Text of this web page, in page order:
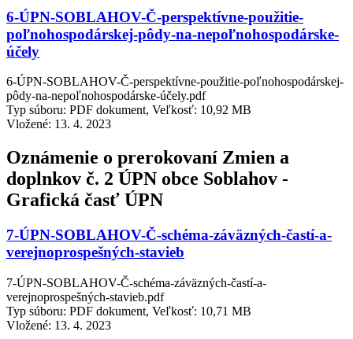
6-ÚPN-SOBLAHOV-Č-perspektívne-použitie-
poľnohospodárskej-pôdy-na-nepoľnohospodárske-
účely
6-ÚPN-SOBLAHOV-Č-perspektívne-použitie-poľnohospodárskej-
pôdy-na-nepoľnohospodárske-účely.pdf
Typ súboru: PDF dokument, Veľkosť: 10,92 MB
Vložené: 13. 4. 2023
Oznámenie o prerokovaní Zmien a
doplnkov č. 2 ÚPN obce Soblahov -
Grafická časť ÚPN
7-ÚPN-SOBLAHOV-Č-schéma-záväzných-častí-a-
verejnoprospešných-stavieb
7-ÚPN-SOBLAHOV-Č-schéma-záväzných-častí-a-
verejnoprospešných-stavieb.pdf
Typ súboru: PDF dokument, Veľkosť: 10,71 MB
Vložené: 13. 4. 2023